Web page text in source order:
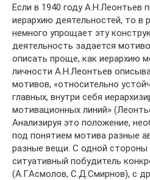
Если в 1940 году А.Н.Леонтьев
иерархию деятельностей, то в
немного упрощает эту
деятельность задается
описать проще, как иерархию
личности А.Н.Леонтьев
мотивов, «относительно
главных, внутри себя
мотивационных линий»
Анализируя это положение,
под понятием мотива разные
разные вещи. С одной стороны
ситуативный побудитель
(А.Г.Асмолов, С.Д.Смирнов), с